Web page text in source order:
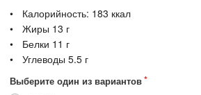
Калорийность: 183 ккал
Жиры 13 г
Белки 11 г
Углеводы 5.5г
Выберите один из вариантов